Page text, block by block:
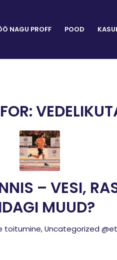
NAGU PROFF POOD
– VESI,
MUUD?
toitumine,Uncategorized @et